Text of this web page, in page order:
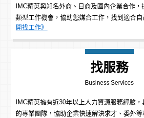
IMC精英與知名外商、日商及國內企業合作
類型工作機會，協助您媒合工作，找到適合自
開找工作》
找服務
Business Services
IMC精英擁有近30年以上人力資源服務經驗
的專業團隊，協助企業快速解決求才、委外等